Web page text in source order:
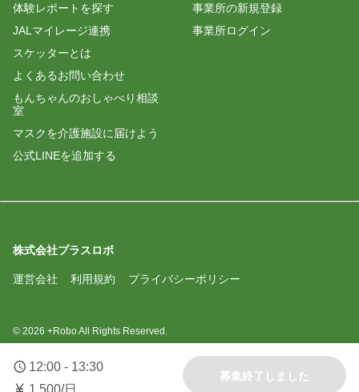
12:00 - 13:30
1,500/日
募集終了しました
体験レポートを探す
JALマイレージ連携
スケッターとは
よくあるお問い合わせ
もんちゃんのおしゃべり相談
室
マスクを介護施設に届けよう
公式LINEを追加する
事業所の新規登録
事業所ログイン
株式会社プラスロボ
運営会社 利用規約 プライバシーポリシー
© 2026 +Robo All Rights Reserved.